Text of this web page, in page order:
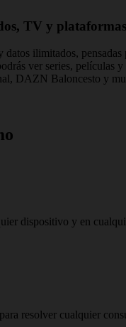
TV y plataformas
ilimitados,
ver series,
DAZN Baloncesto y
dispositivo y en
resolver cualquier